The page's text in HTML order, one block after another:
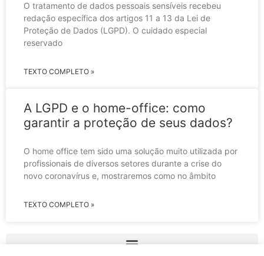
O tratamento de dados pessoais sensíveis recebeu
redação específica dos artigos 11 a 13 da Lei de
Proteção de Dados (LGPD). O cuidado especial
reservado
TEXTO COMPLETO »
A LGPD e o home-office: como
garantir a proteção de seus dados?
O home office tem sido uma solução muito utilizada por
profissionais de diversos setores durante a crise do
novo coronavírus e, mostraremos como no âmbito
TEXTO COMPLETO »